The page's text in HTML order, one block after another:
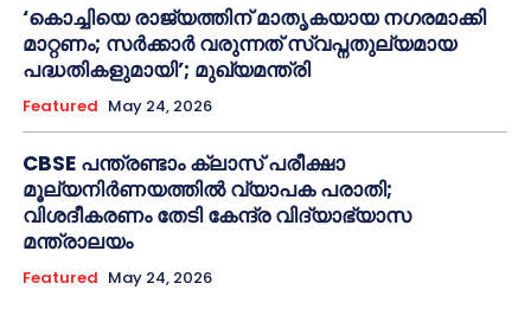
‘കൊച്ചിയെ രാജ്യത്തിന് മാതൃകയായ നഗരമാക്കി
മാറ്റണം; സർക്കാർ വരുന്നത് സ്വപ്നതുല്യമായ
പദ്ധതികളുമായി’; മുഖ്യമന്ത്രി
Featured May 24, 2026
CBSE പന്ത്രണ്ടാം ക്ലാസ് പരീക്ഷാ
മൂല്യനിർണയത്തിൽ വ്യാപക പരാതി;
വിശദീകരണം തേടി കേന്ദ്ര വിദ്യാഭ്യാസ
മന്ത്രാലയം
Featured May 24, 2026